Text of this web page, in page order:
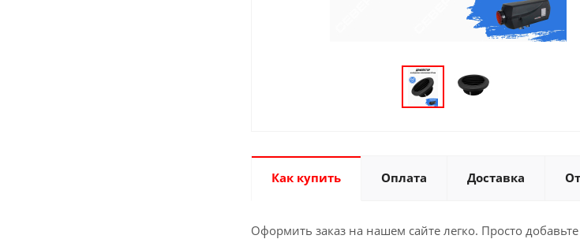
Как купить Оплата Доставка
Оформить заказ на нашем сайте легко. Просто